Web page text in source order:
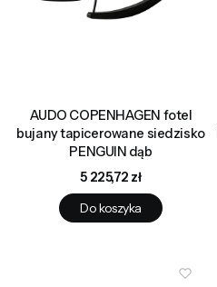
AUDO COPENHAGEN fotel
bujany tapicerowane siedzisko
PENGUIN dąb
Cena
5 225,72 zł
Do koszyka